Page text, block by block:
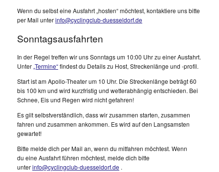
Wenn du selbst eine Ausfahrt „hosten“ möchtest, kontaktiere uns bitte
per Mail unterinfo@cyclingclub-duesseldorf.de
Sonntagsausfahrten
In der Regel treffen wir uns Sonntags um 10:00 Uhr zu einer Ausfahrt.
Unter„Termine“findest du Details zu Host, Streckenlänge und -profil.
Start ist am Apollo-Theater um 10 Uhr. Die Streckenlänge beträgt 60
bis 100 km und wird kurzfristig und wetterabhängig entschieden. Bei
Schnee, Eis und Regen wird nicht gefahren!
Es gilt selbstverständlich, dass wir zusammen starten, zusammen
fahren und zusammen ankommen. Es wird auf den Langsamsten
gewartet!
Bitte melde dich per Mail an, wenn du mitfahren möchtest. Wenn
du eine Ausfahrt führen möchtest, melde dich bitte
unterinfo@cyclingclub-duesseldorf.de .